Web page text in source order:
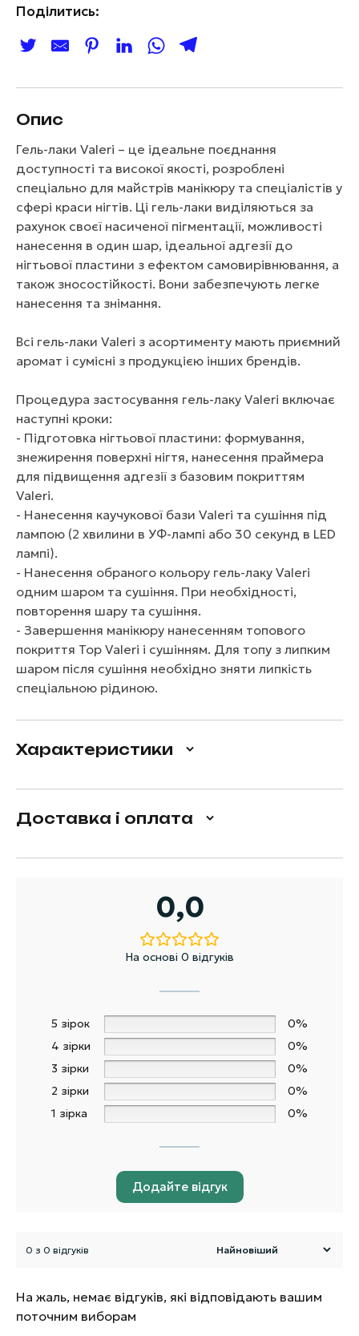
Поділитись:
Опис
Гель-лаки Valeri – це ідеальне поєднання
доступності та високої якості, розроблені
спеціально для майстрів манікюру та спеціалістів у
сфері краси нігтів. Ці гель-лаки виділяються за
рахунок своєї насиченої пігментації, можливості
нанесення в один шар, ідеальної адгезії до
нігтьової пластини з ефектом самовирівнювання, а
також зносостійкості. Вони забезпечують легке
нанесення та знімання.
Всі гель-лаки Valeri з асортименту мають приємний
аромат і сумісні з продукцією інших брендів.
Процедура застосування гель-лаку Valeri включає
наступні кроки:
- Підготовка нігтьової пластини: формування,
знежирення поверхні нігтя, нанесення праймера
для підвищення адгезії з базовим покриттям
Valeri.
- Нанесення каучукової бази Valeri та сушіння під
лампою (2 хвилини в УФ-лампі або 30 секунд в LED
лампі).
- Нанесення обраного кольору гель-лаку Valeri
одним шаром та сушіння. При необхідності,
повторення шару та сушіння.
- Завершення манікюру нанесенням топового
покриття Top Valeri і сушінням. Для топу з липким
шаром після сушіння необхідно зняти липкість
спеціальною рідиною.
Характеристики
Доставка і оплата
0,0
На основі 0 відгуків
5 зірок
0%
4 зірки
0%
3 зірки
0%
2 зірки
0%
1 зірка
0%
Додайте відгук
0 з 0 відгуків
На жаль, немає відгуків, які відповідають вашим
поточним виборам